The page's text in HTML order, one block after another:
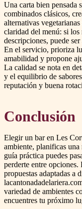
Una carta bien pensada
combinados clásicos,
alternativas
claridad del menú: si
descripciones, puede
En el servicio, prioriza
amabilidad y propone
La calidad se nota en
y el equilibrio de
reputación y buena
Conclusión
Elegir un bar en Les
ambiente, planificas
guía práctica puedes
perderte entre opciones.
propuestas adaptadas a
variedad de ambientes
encuentres tu próximo